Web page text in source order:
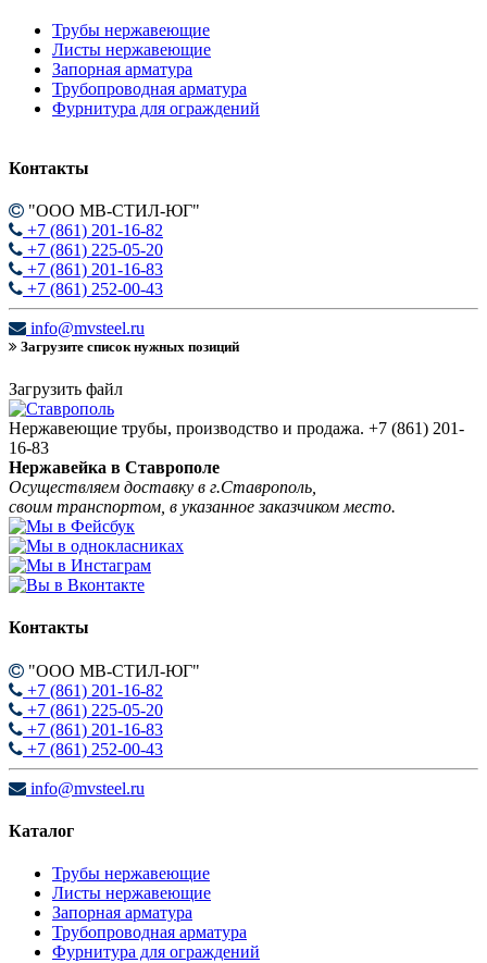
Трубы нержавеющие
Листы нержавеющие
Запорная арматура
Трубопроводная арматура
Фурнитура для ограждений
Контакты
"ООО МВ-СТИЛ-ЮГ"
+7 (861) 201-16-82
+7 (861) 225-05-20
+7 (861) 201-16-83
+7 (861) 252-00-43
info@mvsteel.ru
Загрузите список нужных позиций
Загрузить файл
Нержавеющие трубы, производство и продажа. +7 (861) 201-
16-83
Нержавейка в Ставрополе
Осуществляем доставку в г.Ставрополь,
своим транспортом, в указанное заказчиком место.
Контакты
"ООО МВ-СТИЛ-ЮГ"
+7 (861) 201-16-82
+7 (861) 225-05-20
+7 (861) 201-16-83
+7 (861) 252-00-43
info@mvsteel.ru
Каталог
Трубы нержавеющие
Листы нержавеющие
Запорная арматура
Трубопроводная арматура
Фурнитура для ограждений